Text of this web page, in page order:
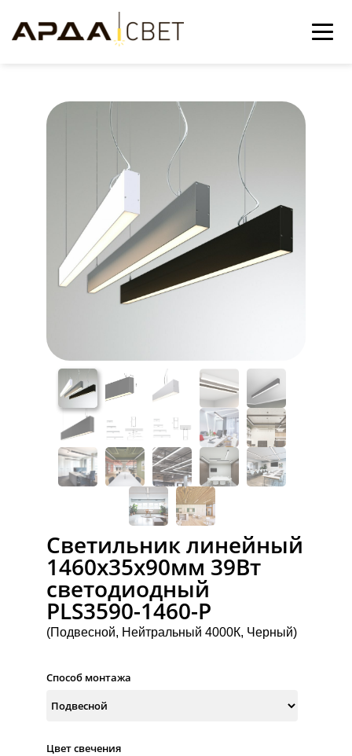
Светильник линейный
1460x35x90мм 39Вт
светодиодный
PLS3590-1460-P
(Подвесной, Нейтральный 4000К, Черный)
Способ монтажа
Цвет свечения